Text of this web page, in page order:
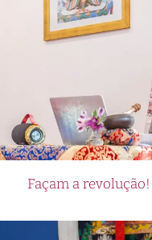
Façam a